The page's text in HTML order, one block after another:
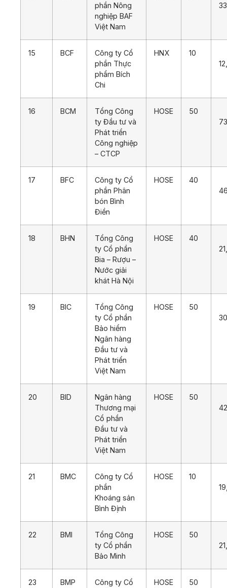
phần Nông
nghiệp BAF
Việt Nam
15 BCF
Công ty Cổ
phần Thực
phẩm Bích
Chi
HNX
10
16 BCM
Tổng Công
ty Đầu tư và
Phát triển
Công nghiệp
– CTCP
HOSE
50
17 BFC
Công ty Cổ
phần Phân
bón Bình
Điền
HOSE
40
18 BHN
Tổng Công
ty Cổ phần
Bia – Rượu –
Nước giải
khát Hà Nội
HOSE
40
19 BIC
Tổng Công
ty Cổ phần
Bảo hiểm
Ngân hàng
Đầu tư và
Phát triển
Việt Nam
HOSE
50
20 BID
Ngân hàng
Thương mại
Cổ phần
Đầu tư và
Phát triển
Việt Nam
HOSE
50
21 BMC
Công ty Cổ
phần
Khoáng sản
Bình Định
HOSE
10
22 BMI
Tổng Công
ty Cổ phần
Bảo Minh
HOSE
50
23 BMP Công ty Cổ HOSE 50